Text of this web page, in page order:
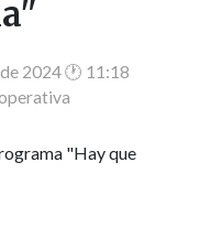
2024 🕐 11:18
"Hay que